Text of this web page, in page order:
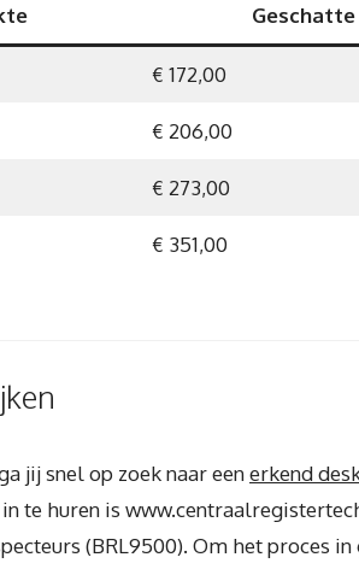
€ 172,00
€ 206,00
€ 273,00
€ 351,00
jij snel op zoek naar eenerkend
te huren is
(BRL9500). Om het proces in